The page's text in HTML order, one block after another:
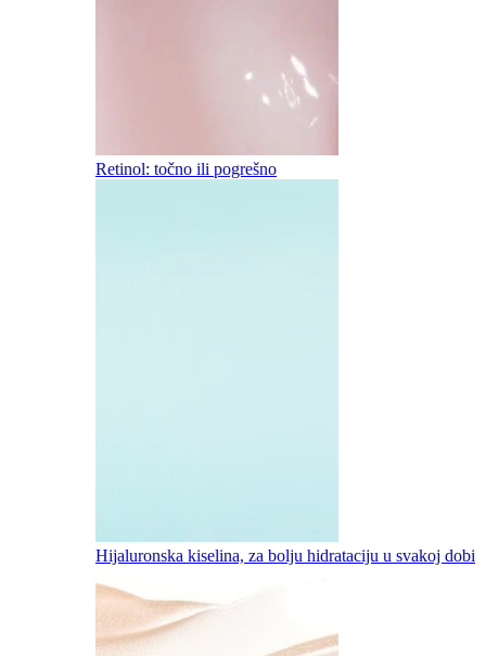
Retinol: točno ili pogrešno
Hijaluronska kiselina, za bolju hidrataciju u svakoj dobi